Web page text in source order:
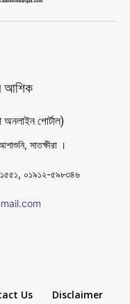
আশিক
অনলাইন পোর্টাল)
সাতক্ষীরা ।
০১৯১২-৫৯৮৩৪৬
Us Disclaimer